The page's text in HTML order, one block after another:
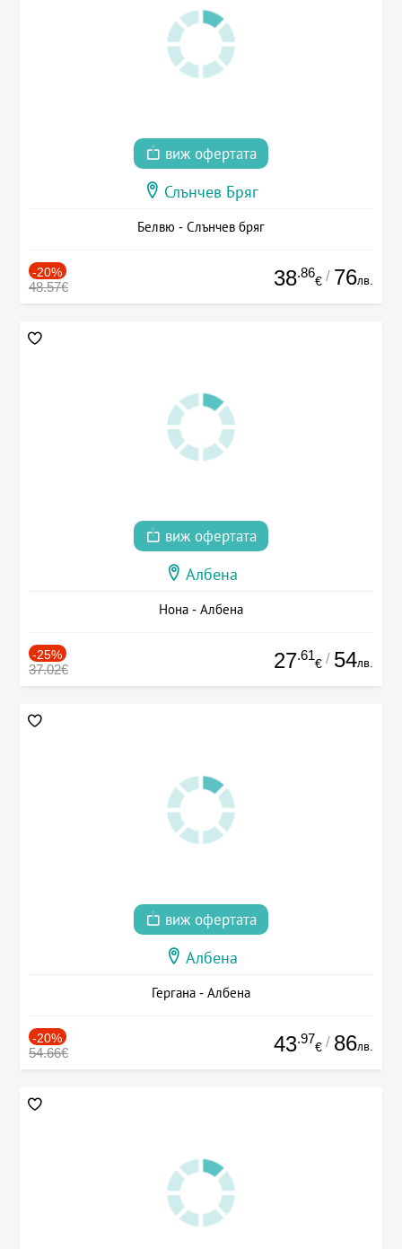
виж офертата
Слънчев Бряг
Белвю - Слънчев бряг
-20%
48.57€ 38.86
€ / 76лв.
виж офертата
Албена
Нона - Албена
-25%
37.02€ 27.61
€ / 54лв.
виж офертата
Албена
Гергана - Албена
-20%
54.66€ 43.97
€ / 86лв.